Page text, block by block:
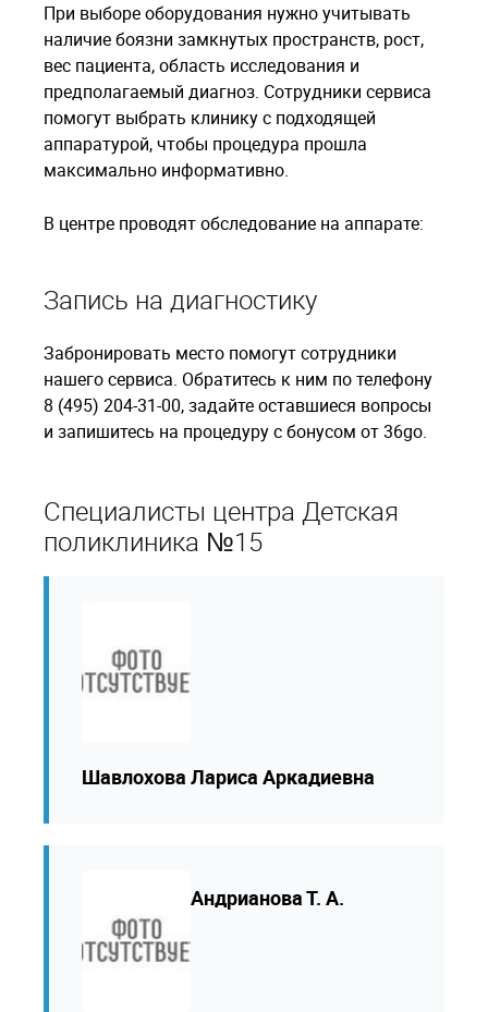
При выборе оборудования нужно учитывать
наличие боязни замкнутых пространств, рост,
вес пациента, область исследования и
предполагаемый диагноз. Сотрудники сервиса
помогут выбрать клинику с подходящей
аппаратурой, чтобы процедура прошла
максимально информативно.
В центре проводят обследование на аппарате:
Запись на диагностику
Забронировать место помогут сотрудники
нашего сервиса. Обратитесь к ним по телефону
8 (495) 204-31-00, задайте оставшиеся вопросы
и запишитесь на процедуру с бонусом от 36go.
Специалисты центра Детская
поликлиника №15
Шавлохова Лариса Аркадиевна
Андрианова Т. А.